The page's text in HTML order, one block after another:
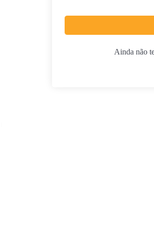
Ainda não